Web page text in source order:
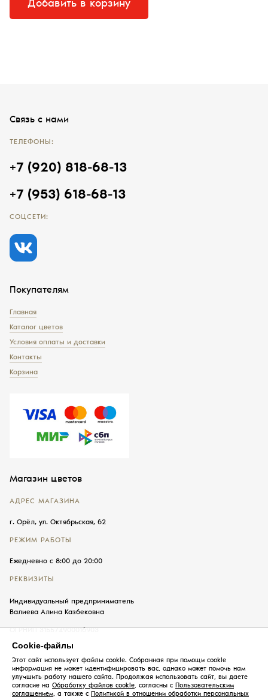
Добавить в корзину
Магазин цветов
АДРЕС МАГАЗИНА
г. Орёл, ул. Октябрьская, 62
РЕЖИМ РАБОТЫ
Ежедневно с 8:00 до 20:00
РЕКВИЗИТЫ
Индивидуальный предприниматель
Валиева Алина Казбековна
Покупателям
Главная
Каталог цветов
Условия оплаты и доставки
Контакты
Корзина
Связь с нами
ТЕЛЕФОНЫ:
+7 (920) 818-68-13
+7 (953) 618-68-13
СОЦСЕТИ:
© 2026, «Б&В» — цветы в Орле
Пользовательское соглашение
Cookie-файлы
Этот сайт использует файлы cookie. Собранная при помощи cookie
информация не может идентифицировать вас, однако может помочь нам
улучшить работу нашего сайта. Продолжая использовать сайт, вы даете
согласие на Обработку файлов cookie, согласны с Пользовательским
соглашением, а также с Политикой в отношении обработки персональных